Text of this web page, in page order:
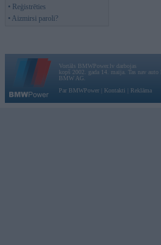
• Reģistrēties
• Aizmirsi paroli?
Vortāls BMWPower.lv darbojas
kopš 2002. gada 14. maija. Tas nav
BMW AG.
Par BMWPower
Kontakti Reklāma